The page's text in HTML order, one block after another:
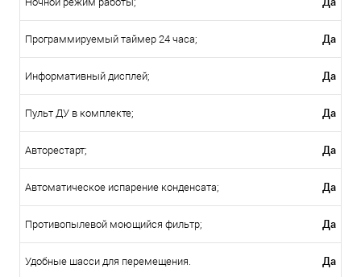
Программируемый таймер 24 часа; Да
Информативный дисплей; Да
Пульт ДУ в комплекте; Да
Авторестарт; Да
Автоматическое испарение конденсата; Да
Противопылевой моющийся фильтр; Да
Удобные шасси для перемещения. Да